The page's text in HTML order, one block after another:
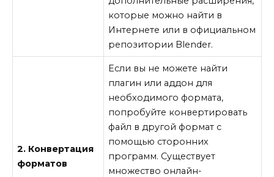
которые можно найти в
Интернете или в официальном
репозитории Blender.
2. Конвертация
форматов
Если вы не можете найти
плагин или аддон для
необходимого формата,
попробуйте конвертировать
файл в другой формат с
помощью сторонних
программ. Существует
множество онлайн-